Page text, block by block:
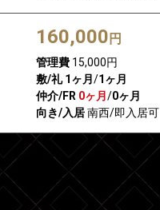
160,000 円
管理費15,000円
敷/礼 1ヶ月 /1ヶ月
仲介/FR 0ヶ月 /0ヶ月
向き/入居南西/即入居可